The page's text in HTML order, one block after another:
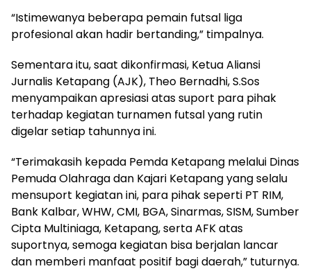
“Istimewanya beberapa pemain futsal liga
profesional akan hadir bertanding,” timpalnya.
Sementara itu, saat dikonfirmasi, Ketua Aliansi
Jurnalis Ketapang (AJK), Theo Bernadhi, S.Sos
menyampaikan apresiasi atas suport para pihak
terhadap kegiatan turnamen futsal yang rutin
digelar setiap tahunnya ini.
“Terimakasih kepada Pemda Ketapang melalui Dinas
Pemuda Olahraga dan Kajari Ketapang yang selalu
mensuport kegiatan ini, para pihak seperti PT RIM,
Bank Kalbar, WHW, CMI, BGA, Sinarmas, SISM, Sumber
Cipta Multiniaga, Ketapang, serta AFK atas
suportnya, semoga kegiatan bisa berjalan lancar
dan memberi manfaat positif bagi daerah,” tuturnya.